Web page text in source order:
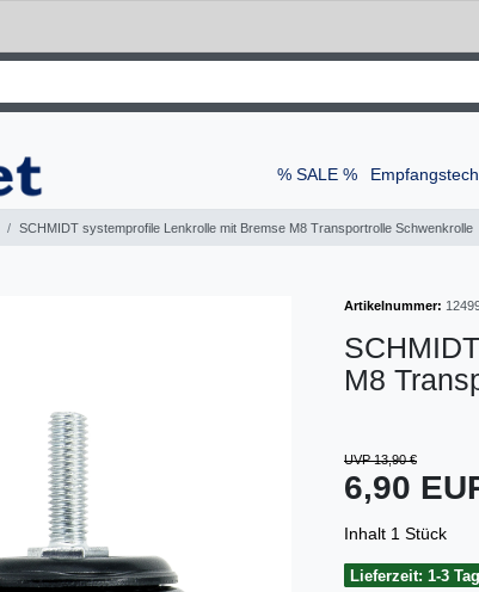
% SALE %
SCHMIDT systemprofile Lenkrolle mit Bremse M8 Transportrolle Schwenkrolle
Artikelnummer:
M8
UVP 13,90 €
6,90
Inhalt 1 Stück
Lieferzeit: 1-3